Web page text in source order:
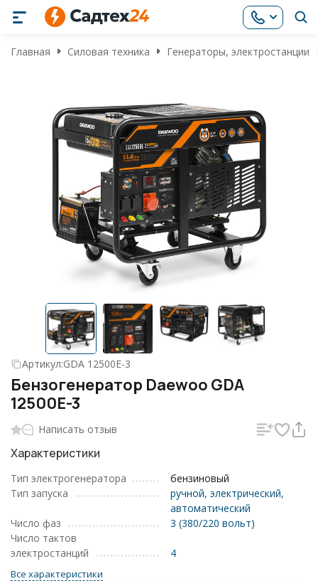
Главная Силовая техника Генераторы, электростанции
Артикул:GDA 12500E-3
Бензогенератор Daewoo GDA
12500E-3
Написать отзыв
Характеристики
Тип электрогенератора
бензиновый
Тип запуска
ручной, электрический,
автоматический
Число фаз
3 (380/220 вольт)
Число тактов
электростанций
4
Все характеристики